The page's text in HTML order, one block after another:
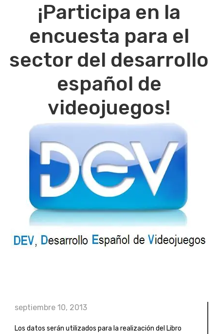
¡Participa en la
encuesta para el
sector del desarrollo
español de
videojuegos!
septiembre 10, 2013
Los datos serán utilizados para la realización del Libro